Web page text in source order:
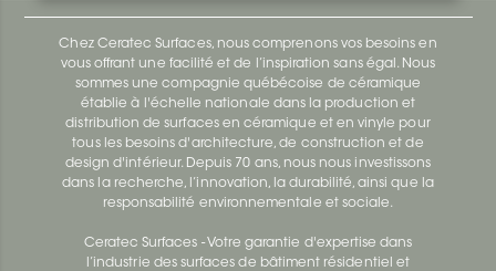
Chez Ceratec Surfaces, nous comprenons vos besoins en
vous offrant une facilité et de l’inspiration sans égal. Nous
sommes une compagnie québécoise de céramique
établie à l'échelle nationale dans la production et
distribution de surfaces en céramique et en vinyle pour
tous les besoins d'architecture, de construction et de
design d'intérieur. Depuis 70 ans, nous nous investissons
dans la recherche, l’innovation, la durabilité, ainsi que la
responsabilité environnementale et sociale.
Ceratec Surfaces - Votre garantie d'expertise dans
l’industrie des surfaces de bâtiment résidentiel et